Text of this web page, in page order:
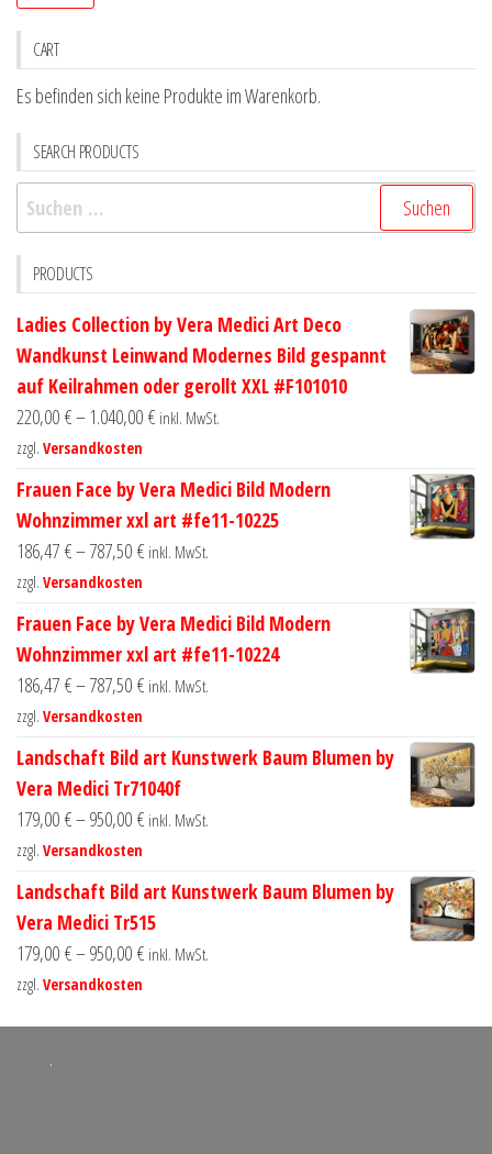
CART
Es befinden sich keine Produkte im Warenkorb.
SEARCH PRODUCTS
Suchen
nach:
PRODUCTS
Ladies Collection by Vera Medici Art Deco
Wandkunst Leinwand Modernes Bild gespannt
auf Keilrahmen oder gerollt XXL #F101010
220,00 €– 1.040,00 € inkl. MwSt.
zzgl. Versandkosten
Frauen Face by Vera Medici Bild Modern
Wohnzimmer xxl art #fe11-10225
186,47 €–787,50 € inkl. MwSt.
zzgl. Versandkosten
Frauen Face by Vera Medici Bild Modern
Wohnzimmer xxl art #fe11-10224
186,47 €–787,50 € inkl. MwSt.
zzgl. Versandkosten
Landschaft Bild art Kunstwerk Baum Blumen by
Vera Medici Tr71040f
179,00 €–950,00 € inkl. MwSt.
zzgl. Versandkosten
Landschaft Bild art Kunstwerk Baum Blumen by
Vera Medici Tr515
179,00 €–950,00 € inkl. MwSt.
zzgl. Versandkosten
.